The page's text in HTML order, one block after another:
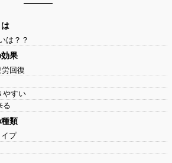
は？？
果
回復
やすい
る
類
プ